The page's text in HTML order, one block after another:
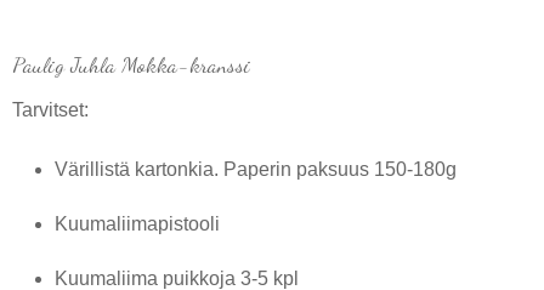
Paulig Juhla Mokka-kranssi
Tarvitset:
Värillistä kartonkia. Paperin paksuus 150-180g
Kuumaliimapistooli
Kuumaliima puikkoja 3-5 kpl